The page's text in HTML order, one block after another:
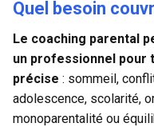
Quel besoin
Le coaching parental
un professionnel pour
précise : sommeil,
adolescence, scolarité,
monoparentalité ou